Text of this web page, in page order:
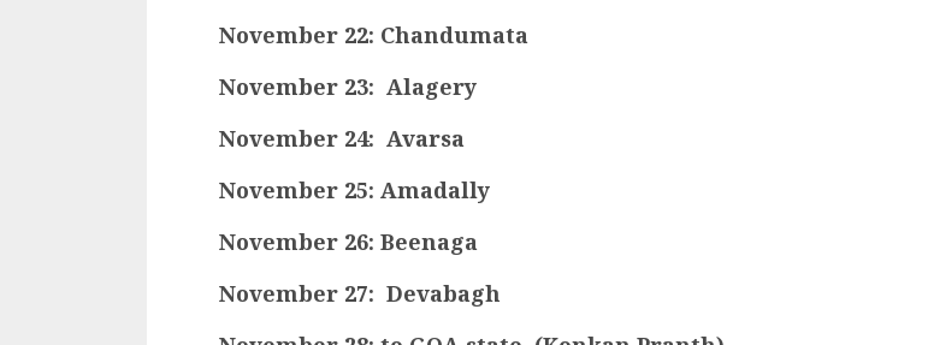
November 22: Chandumata
November 23: Alagery
November 24: Avarsa
November 25: Amadally
November 26: Beenaga
November 27: Devabagh